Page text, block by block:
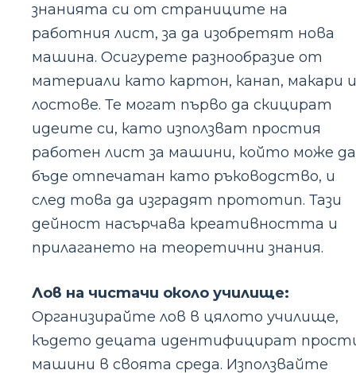
знанията си от страниците на
работния лист, за да изобретят нова
машина. Осигурете разнообразие от
материали като картон, канап, макари и
лостове. Те могат първо да скицират
идеите си, като използват простия
работен лист за машини, който може да
бъде отпечатан като ръководство, и
след това да изградят прототип. Тази
дейност насърчава креативността и
прилагането на теоретични знания.
Лов на чистачи около училище:
Организирайте лов в цялото училище,
където децата идентифицират
машини в своята среда. Използвайте